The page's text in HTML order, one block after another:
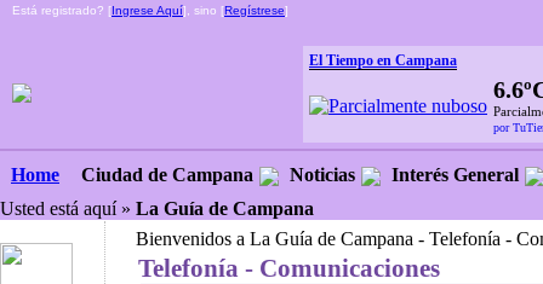
Está registrado? [Ingrese Aquí], sino [Regístrese]
El Tiempo en Campana
por
Home Ciudad de Campana Noticias
Interés General
Usted está aquí » La Guía de Campana
Bienvenidos a La Guía de Campana - Telefonía -
Telefonía - Comunicaciones